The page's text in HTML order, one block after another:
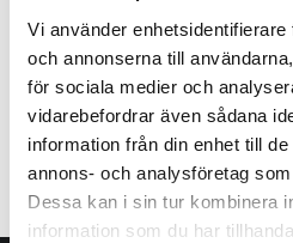
Vi använder
och annonserna till
för sociala medier och
vidarebefordrar även sådana
information från din enhet till
annons- och analysföretag
Dessa kan i sin tur kombinera
information som du har